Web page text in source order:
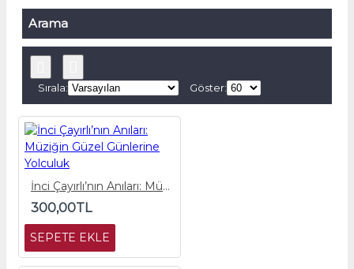
Arama
Sırala: Göster:
İnci Çayırlı’nın Anıları: Müziğin Güzel Günlerine Yolculuk
300,00TL
SEPETE EKLE